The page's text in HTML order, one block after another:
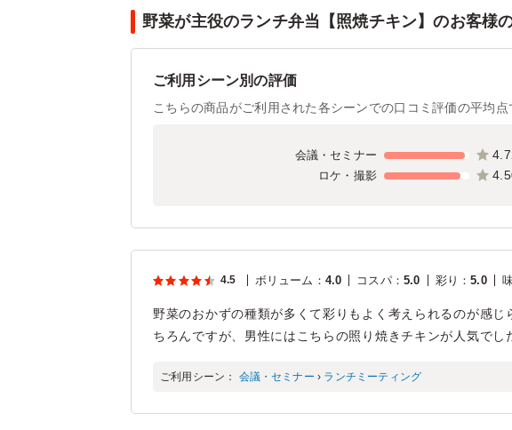
野菜が主役のランチ弁当【照焼チキン】のお客様
ご利用シーン別の評価
こちらの商品がご利用された各シーンでの口コミ評価の平均点
会議・セミナー
ロケ・撮影
4.5 ボリューム ： 4.0 コスパ： 5.0 彩り ：5.0
野菜のおかずの種類が多くて彩りもよく考えられるのが感
ちろんですが、男性にはこちらの照り焼きチキンが人気でし
ご利用シーン： 会議・セミナー › ランチミーティング